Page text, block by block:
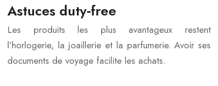
Astuces duty‑free
Les produits les plus avantageux restent
l’horlogerie, la joaillerie et la parfumerie. Avoir ses
documents de voyage facilite les achats.